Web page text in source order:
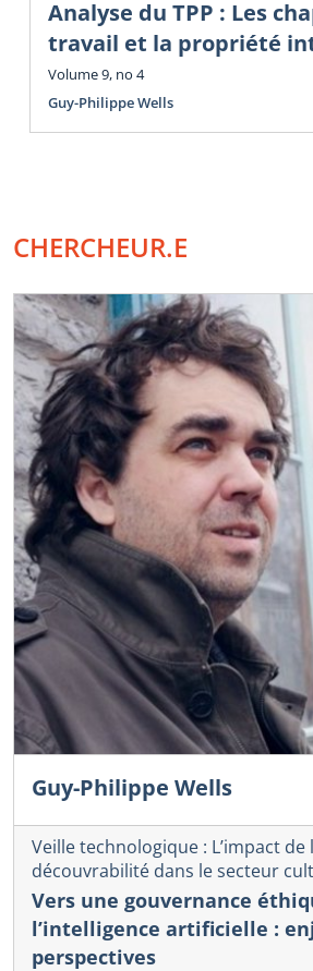
Analyse du TPP : Les
travail et la propriété
Volume 9, no 4
Guy-Philippe Wells
CHERCHEUR.E
Guy-Philippe Wells
Veille technologique : L’impact de
découvrabilité dans le secteur
Vers une gouvernance
l’intelligence artificielle :
perspectives